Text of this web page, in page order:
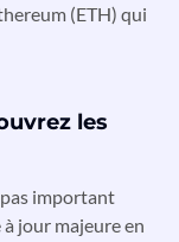
(ETH) qui
les
important
jour majeure en